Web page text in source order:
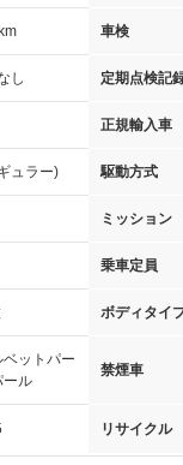
車検
し 定期点検記
正規輸入車
ュラー) 駆動方式
ミッション
乗車定員
ボディタイ
ットパー
ール
禁煙車
リサイクル